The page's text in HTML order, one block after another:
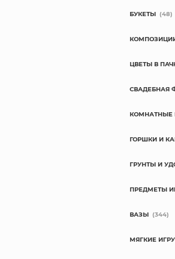
БУКЕТЫ (48)
ЦВЕТЫ В
СВАДЕБНАЯ
КОМНАТНЫЕ
ГОРШКИ И
ГРУНТЫ И
ПРЕДМЕТЫ
ВАЗЫ (344)
МЯГКИЕ